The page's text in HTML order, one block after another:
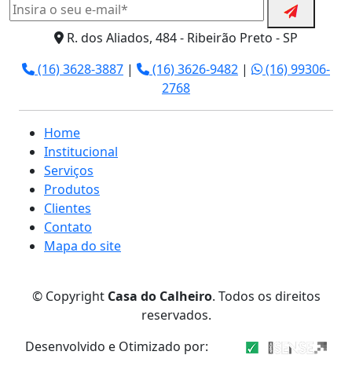
R. dos Aliados, 484 - Ribeirão Preto - SP
(16) 3628-3887 | (16) 3626-9482 |
(16) 99306-
2768
Home
Institucional
Serviços
Produtos
Clientes
Contato
Mapa do site
© Copyright Casa do Calheiro. Todos os direitos
reservados.
Desenvolvido e Otimizado por: